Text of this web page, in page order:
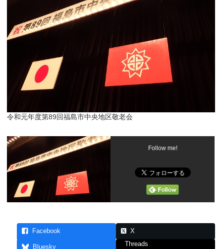
令和元年度第89回福島市中央地区敬老会
Follow me!
Facebook X
Bluesky Threads